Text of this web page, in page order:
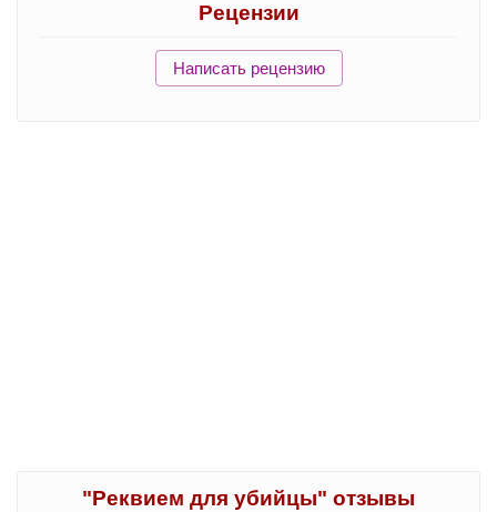
Рецензии
Написать рецензию
"Реквием для убийцы" отзывы